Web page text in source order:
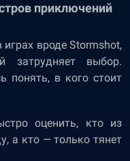
приключений
вроде Stormshot,
затрудняет выбор.
понять, в кого стоит
оценить, кто из
а кто — только тянет